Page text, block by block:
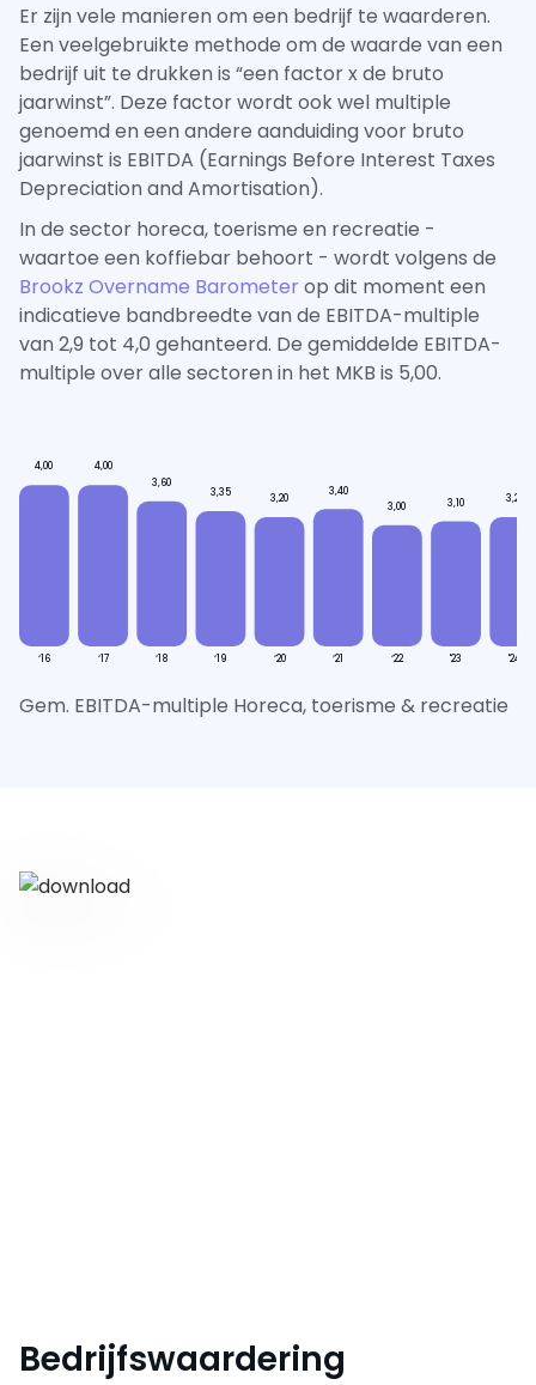
‘16 ‘17 ‘18 ‘19 ‘20 ‘21 ‘22 '23 '24
4,00 4,00
3,60
3,35 3,20
3,40
3,00 3,10 3,20
Gem. EBITDA-multiple Horeca, toerisme & recreatie
Er zijn vele manieren om een bedrijf te waarderen.
Een veelgebruikte methode om de waarde van een
bedrijf uit te drukken is “een factor x de bruto
jaarwinst”. Deze factor wordt ook wel multiple
genoemd en een andere aanduiding voor bruto
jaarwinst is EBITDA (Earnings Before Interest Taxes
Depreciation and Amortisation).
In de sector horeca, toerisme en recreatie -
waartoe een koffiebar behoort - wordt volgens de
Brookz Overname Barometer op dit moment een
indicatieve bandbreedte van de EBITDA-multiple
van 2,9 tot 4,0 gehanteerd. De gemiddelde EBITDA-
multiple over alle sectoren in het MKB is 5,00.
Bedrijfswaardering